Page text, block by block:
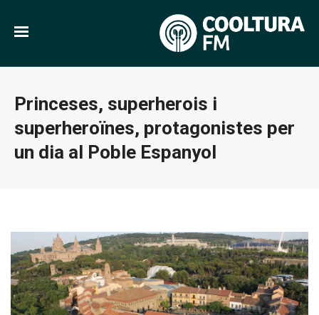
Princeses, superherois i
superheroïnes, protagonistes per
un dia al Poble Espanyol